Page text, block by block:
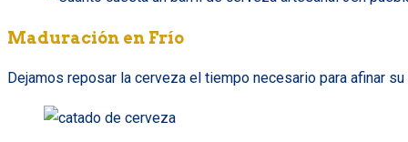
Maduración en Frío
Dejamos reposar la cerveza el tiempo necesario para afinar